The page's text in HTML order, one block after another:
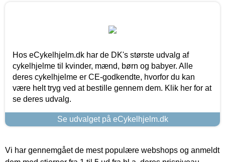
Hos eCykelhjelm.dk har de DK's største udvalg af
cykelhjelme til kvinder, mænd, børn og babyer. Alle
deres cykelhjelme er CE-godkendte, hvorfor du kan
være helt tryg ved at bestille gennem dem. Klik her for at
se deres udvalg.
Se udvalget på eCykelhjelm.dk
Vi har gennemgået de mest populære webshops og anmeldt